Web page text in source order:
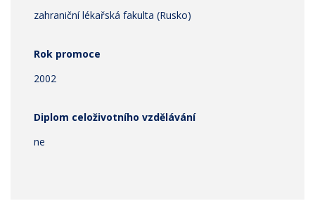
zahraniční lékařská fakulta (Rusko)
Rok promoce
2002
Diplom celoživotního vzdělávání
ne